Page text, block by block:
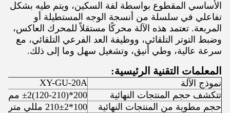
الأساسي المقطوع بواسطة لفة السكين، ويتم طيه بشكل
تفاعلي في سلسلة من أنسجة الوجه المستطيلة أو
المربعة. تعتمد هذه الآلة محركًا مستقلاً للمحرك العاكس،
وضبط التوتر التلقائي، ووظيفة العد الفرعي التلقائي، مع
سرعة عالية، وطي أنيق، وتشغيل سهل وما إلى ذلك.
المعلمات التقنية الرئيسية:
نموذج الآلة
XY-GU-20A
تتكشف حجم المنتجات النهائية
200*(120-210)±2 مم
حجم مطوية من المنتجات النهائية
100*210±2 مللي متر